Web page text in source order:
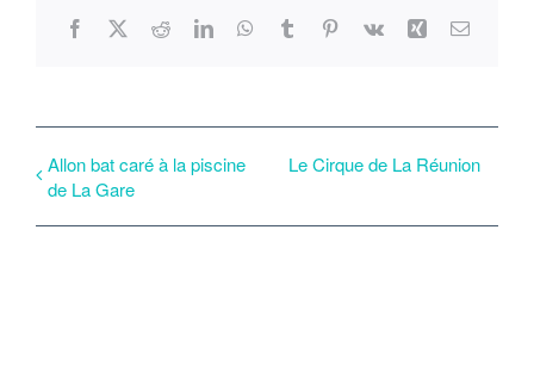
Facebook
X RedditLinkedInWhatsApp
TumblrPinterest
Vk Xing Email
Allon bat caré à la piscine
de La Gare
Le Cirque de La Réunion